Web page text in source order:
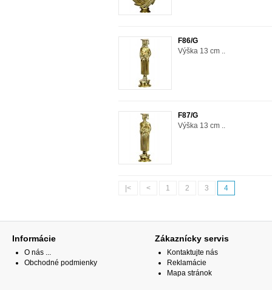
F86/G
Výška 13 cm ..
F87/G
Výška 13 cm ..
|< < 1 2 3 4
Informácie
O nás ...
Obchodné podmienky
Zákaznícky servis
Kontaktujte nás
Reklamácie
Mapa stránok